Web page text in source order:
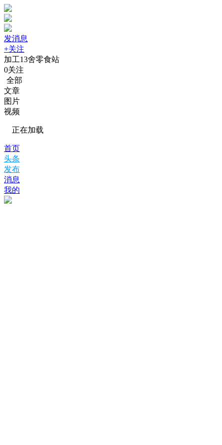
发消息
+关注
加工13舍零食站
0关注
全部
文章
图片
视频
正在加载
首页
头条
发布
消息
我的